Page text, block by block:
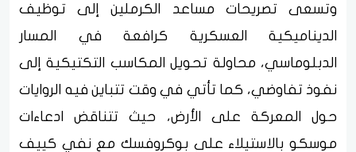
وتسعى تصريحات مساعد الكرملين إلى توظيف
الديناميكية العسكرية كرافعة في المسار
الدبلوماسي، محاولة تحويل المكاسب التكتيكية إلى
نفوذ تفاوضي، كما تأتي في وقت تتباين فيه الروايات
حول المعركة على الأرض، حيث تتناقض ادعاءات
موسكو بالاستيلاء على بوكروفسك مع نفي كييف